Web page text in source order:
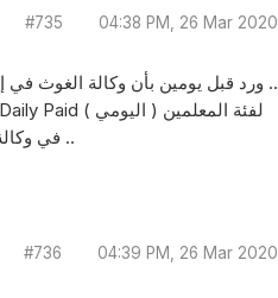
#735 04:38 PM, 26 Mar 2020
ورد قبل يومين بأن وكالة الغوث في إقليم الأردن ستدفع لعقود اليومي "فئة المعلمين" تحديدا ..
في وكالة الغوث في جميـــع الأقــاليم، ولا يشملهم العمل عن بعد ..
#736 04:39 PM, 26 Mar 2020